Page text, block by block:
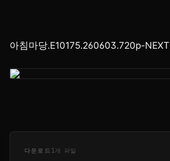
아침마당.E10175.260603.720p-NEXT
다운로드 1개 파일